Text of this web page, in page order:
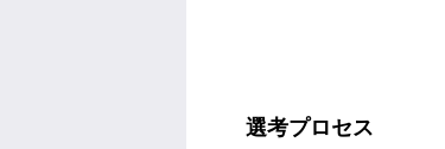
選考プロセス